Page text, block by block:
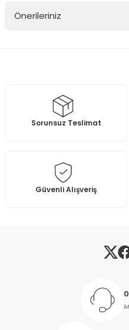
Önerileriniz
Ürün resmi kalitesiz, bozuk
Ürün açıklamasında eksik
Bu ürüne benzer farklı
Sorunsuz Teslimat
Güvenli Alışveriş